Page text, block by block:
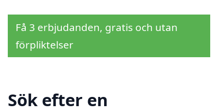
Få 3 erbjudanden, gratis och utan
förpliktelser
Sök efter en